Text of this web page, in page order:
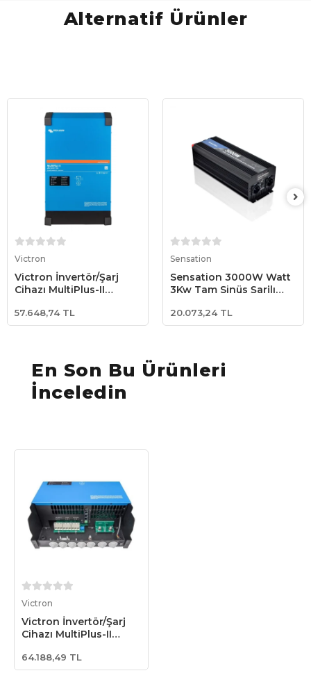
Alternatif Ürünler
Victron
Victron İnvertör/Şarj
Cihazı MultiPlus-II
Inverter/Charger
(PMP482505012)
57.648,74 TL
Sensation
Sensation 3000W Watt
3Kw Tam Sinüs Şarjlı
12V / 220V Çevirici
İnverter
20.073,24 TL
En Son Bu Ürünleri
İnceledin
Victron
Victron İnvertör/Şarj
Cihazı MultiPlus-II
Inverter/Charger
(PMP242305010)
64.188,49 TL